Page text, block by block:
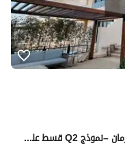
فيلا للبيع مميزة في مدينة نور بمقدم وسعر زمان –نموذج Q2 قسط على 13 سنة اكبر مساحة ارض